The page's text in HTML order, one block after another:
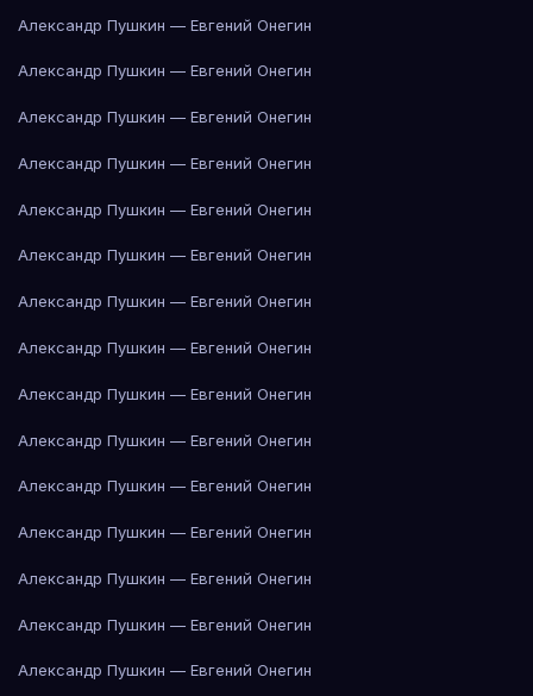
Александр Пушкин — Евгений Онегин
Александр Пушкин — Евгений Онегин
Александр Пушкин — Евгений Онегин
Александр Пушкин — Евгений Онегин
Александр Пушкин — Евгений Онегин
Александр Пушкин — Евгений Онегин
Александр Пушкин — Евгений Онегин
Александр Пушкин — Евгений Онегин
Александр Пушкин — Евгений Онегин
Александр Пушкин — Евгений Онегин
Александр Пушкин — Евгений Онегин
Александр Пушкин — Евгений Онегин
Александр Пушкин — Евгений Онегин
Александр Пушкин — Евгений Онегин
Александр Пушкин — Евгений Онегин